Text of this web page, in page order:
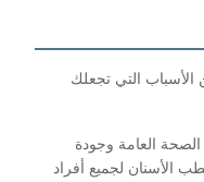
تجعلك
وجودة
لجميع أفراد